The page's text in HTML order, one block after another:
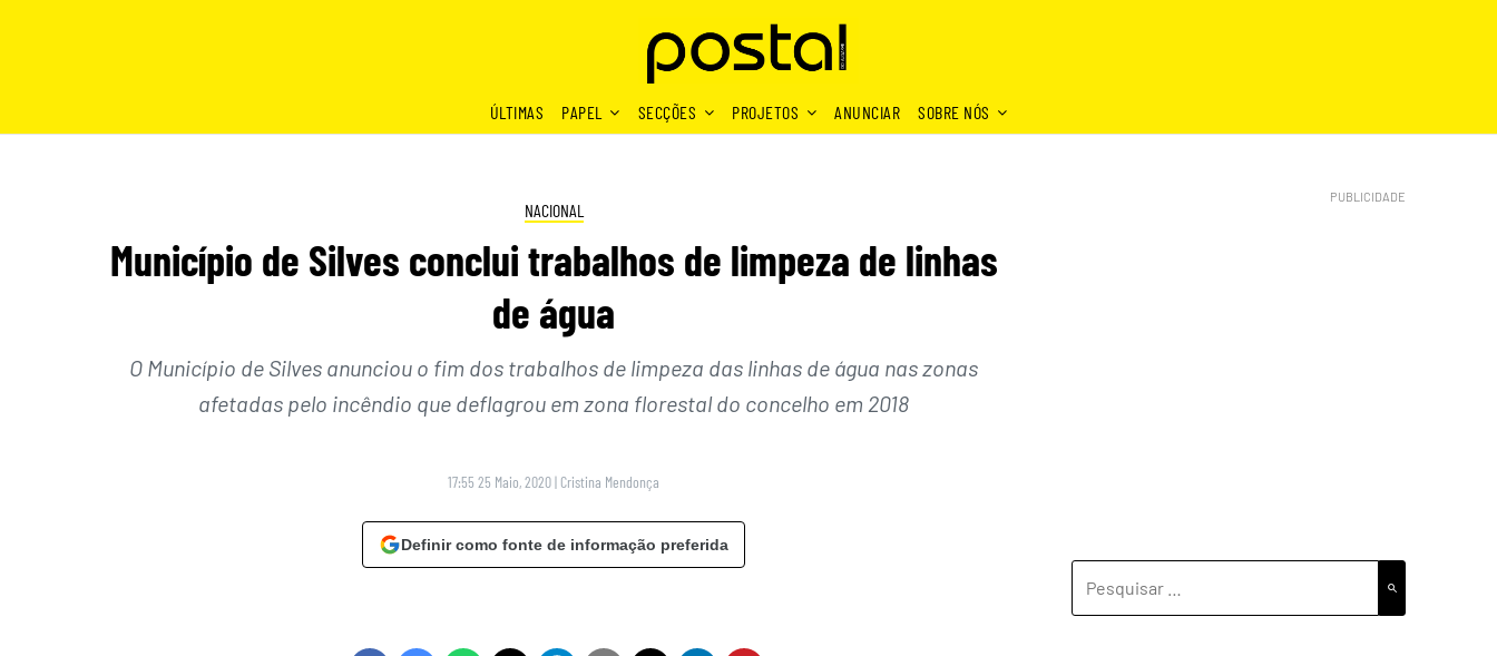
ÚLTIMAS
PAPEL SECÇÕES PROJETOS ANUNCIAR SOBRE NÓS
NACIONAL
Município de Silves conclui trabalhos de limpeza de linhas
de água
O Município de Silves anunciou o fim dos trabalhos de limpeza das linhas de água nas zonas
afetadas pelo incêndio que deflagrou em zona florestal do concelho em 2018
17:55 25 Maio, 2020| Cristina Mendonça
Definir como fonte de informação preferida
POR: